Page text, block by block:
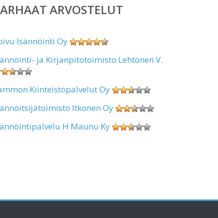
ARVOSTELUT
Isännöinti Oy
ja Kirjanpitotoimisto Lehtonen V.
Kiinteistöpalvelut Oy
Itkonen Oy
H Maunu Ky